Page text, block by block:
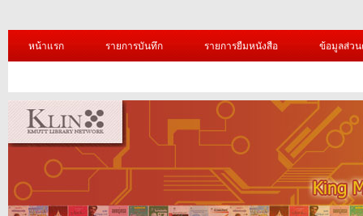
หน้าแรก รายการบันทึก รายการยืมหนังสือ ข้อมูลส่ว